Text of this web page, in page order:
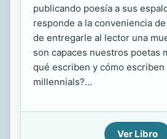
publicando poesía a sus
responde a la conveniencia
de entregarle al lector una
son capaces nuestros poetas
qué escriben y cómo escriben
millennials?...
Ver Libro